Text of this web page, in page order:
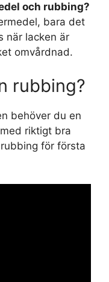
och rubbing?
bara det
när lacken är
omvårdnad.
rubbing?
behöver du en
riktigt bra
för första